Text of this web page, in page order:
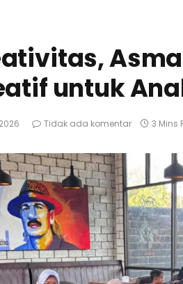
untuk
Tidak ada komentar 3 Mins